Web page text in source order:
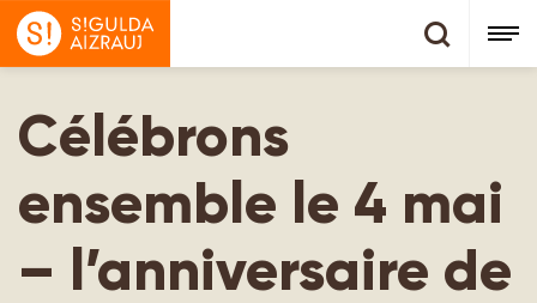
Célébrons
ensemble le 4 mai
– l’anniversaire de